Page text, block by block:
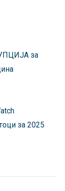
за
за 2025